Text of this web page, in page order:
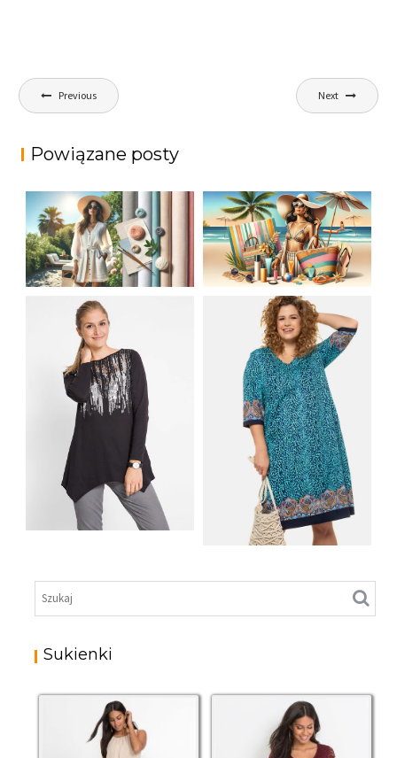
Nawigacja
wpisu
Previous Next
Powiązane posty
LETNIA MODA
PLAŻOWA: STROJE
KĄPIELOWE I
AKCESORIA, KTÓRE
MUSISZ MIEĆ
JAK STYLOWO
PRZETRWAĆ UPALNE
DNI: NAJLEPSZE
MATERIAŁY I KROJE
NA LATO
SUKIENKA Z
DŻERSEJU PLUS SIZE
CEKINAMI CZARNY
Sukienki